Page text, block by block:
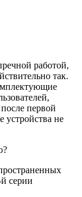
работой,
так.
первой
не
серии